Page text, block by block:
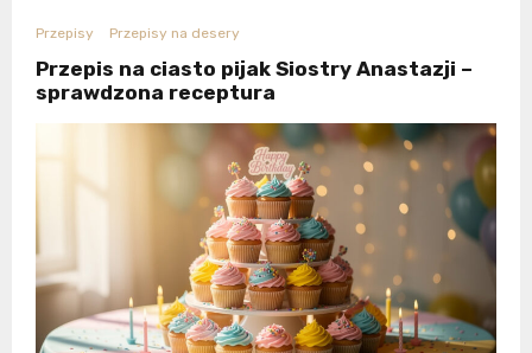
Przepisy Przepisy na desery
Przepis na ciasto pijak Siostry Anastazji –
sprawdzona receptura